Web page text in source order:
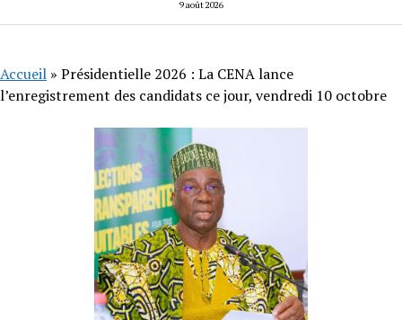
9 août 2026
Accueil » Présidentielle 2026 : La CENA lance
l’enregistrement des candidats ce jour, vendredi 10 octobre